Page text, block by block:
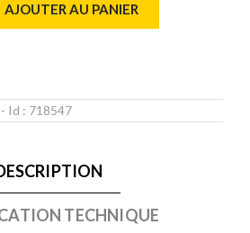
AJOUTER AU PANIER
- Id : 718547
TECHNIQUE